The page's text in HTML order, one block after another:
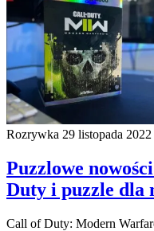
Rozrywka 29 listopada 2022
Puzzlowe
Duty i puzzle dla
Call of Duty: Modern